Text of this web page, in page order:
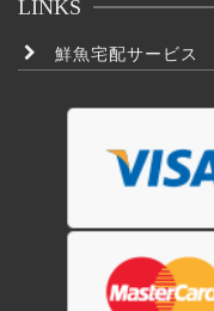
LINKS
鮮魚宅配サービス